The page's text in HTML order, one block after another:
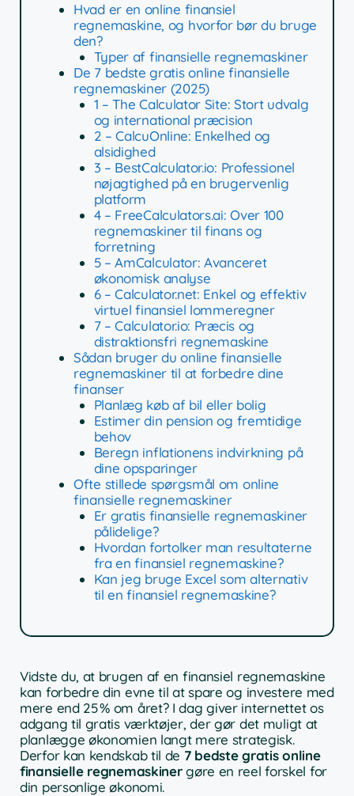
Hvad er en online finansiel
regnemaskine, og hvorfor bør du bruge
den?
Typer af finansielle regnemaskiner
De 7 bedste gratis online finansielle
regnemaskiner (2025)
1 – The Calculator Site: Stort udvalg
og international præcision
2 – CalcuOnline: Enkelhed og
alsidighed
3 – BestCalculator.io: Professionel
nøjagtighed på en brugervenlig
platform
4 – FreeCalculators.ai: Over 100
regnemaskiner til finans og
forretning
5 – AmCalculator: Avanceret
økonomisk analyse
6 – Calculator.net: Enkel og effektiv
virtuel finansiel lommeregner
7 – Calculator.io: Præcis og
distraktionsfri regnemaskine
Sådan bruger du online finansielle
regnemaskiner til at forbedre dine
finanser
Planlæg køb af bil eller bolig
Estimer din pension og fremtidige
behov
Beregn inflationens indvirkning på
dine opsparinger
Ofte stillede spørgsmål om online
finansielle regnemaskiner
Er gratis finansielle regnemaskiner
pålidelige?
Hvordan fortolker man resultaterne
fra en finansiel regnemaskine?
Kan jeg bruge Excel som alternativ
til en finansiel regnemaskine?
Vidste du, at brugen af en finansiel regnemaskine
kan forbedre din evne til at spare og investere med
mere end 25 % om året? I dag giver internettet os
adgang til gratis værktøjer, der gør det muligt at
planlægge økonomien langt mere strategisk.
Derfor kan kendskab til de 7 bedste gratis online
finansielle regnemaskinergøre en reel forskel for
din personlige økonomi.